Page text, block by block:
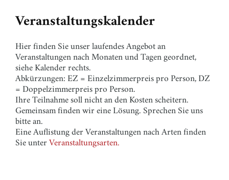
Veranstaltungskalender
Hier finden Sie unser laufendes Angebot an
Veranstaltungen nach Monaten und Tagen geordnet,
siehe Kalender rechts.
Abkürzungen: EZ = Einzelzimmerpreis pro Person, DZ
= Doppelzimmerpreis pro Person.
Ihre Teilnahme soll nicht an den Kosten scheitern.
Gemeinsam finden wir eine Lösung. Sprechen Sie uns
bitte an.
Eine Auflistung der Veranstaltungen nach Arten finden
Sie unter Veranstaltungsarten.